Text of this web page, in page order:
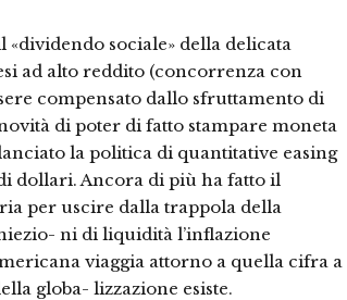
sociale» della delicata
ad alto reddito (concorrenza con
compensato dallo sfruttamento di
di poter di fatto stampare moneta
la politica di quantitative easing
dollari. Ancora di più ha fatto il
per uscire dalla trappola della
ni di liquidità l’inflazione
viaggia attorno a quella cifra a
globa- lizzazione esiste.